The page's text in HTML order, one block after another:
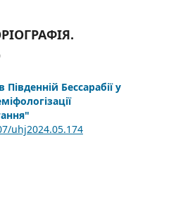
Бессарабії у
uhj2024.05.174